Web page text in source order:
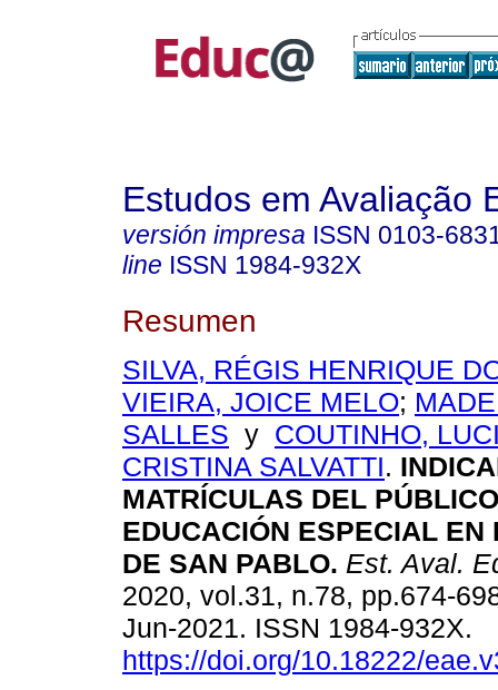
Estudos em Avaliação
versión impresa ISSN 0103-
line ISSN 1984-932X
Resumen
SILVA, RÉGIS HENRIQUE
VIEIRA, JOICE MELO;
SALLES y COUTINHO,
CRISTINA SALVATTI.
MATRÍCULAS DEL
EDUCACIÓN ESPECIAL EN
DE SAN PABLO. Est. Aval.
2020, vol.31, n.78, pp.674-
Jun-2021. ISSN 1984-932X.
https://doi.org/10.18222/